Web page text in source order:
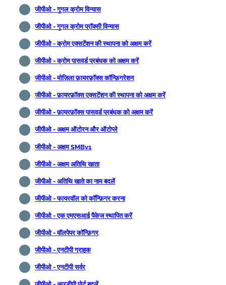
जीपीओ - गूगल क्रोम विन्यास
जीपीओ - गूगल क्रोम प्रॉक्सी विन्यास
जीपीओ - क्रोम एक्सटेंशन की स्थापना को अक्षम करें
जीपीओ - क्रोम पासवर्ड प्रबंधक को अक्षम करें
जीपीओ - मोज़िला फ़ायरफ़ॉक्स कॉन्फ़िगरेशन
जीपीओ - फ़ायरफ़ॉक्स एक्सटेंशन की स्थापना को अक्षम करें
जीपीओ - फ़ायरफ़ॉक्स पासवर्ड प्रबंधक को अक्षम करें
जीपीओ - अक्षम ऑटोरन और ऑटोप्ले
जीपीओ - अक्षम SMBv1
जीपीओ - अक्षम अतिथि खाता
जीपीओ - अतिथि खाते का नाम बदलें
जीपीओ - फायरवॉल को कॉन्फ़िगर करना
जीपीओ - एक एमएसआई पैकेज स्थापित करें
जीपीओ - वॉलपेपर कॉन्फ़िगर
जीपीओ - एनटीपी ग्राहक
जीपीओ - एनटीपी सर्वर